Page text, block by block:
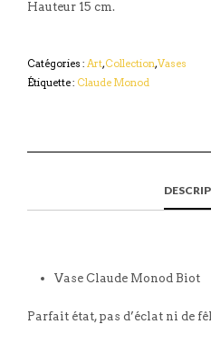
Hauteur 15 cm.
Catégories : Art,Collection,Vases
Étiquette : Claude Monod
Vase Claude Monod Biot
Parfait état, pas d’éclat ni de